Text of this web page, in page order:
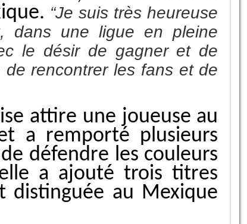
“Je suis très heureuse
dans une ligue en pleine
le désir de gagner et de
de rencontrer les fans et de
attire une joueuse au
a remporté plusieurs
défendre les couleurs
a ajouté trois titres
distinguée au Mexique